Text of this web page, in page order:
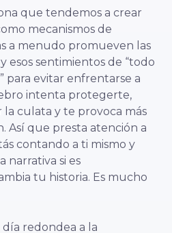
que tendemos a crear
mecanismos de
a menudo promueven las
esos sentimientos de “todo
para evitar enfrentarse a
intenta protegerte,
culata y te provoca más
Así que presta atención a
contando a ti mismo y
narrativa si es
tu historia. Es mucho
redondea a la